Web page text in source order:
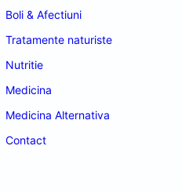
Boli & Afectiuni
Tratamente naturiste
Nutritie
Medicina
Medicina Alternativa
Contact